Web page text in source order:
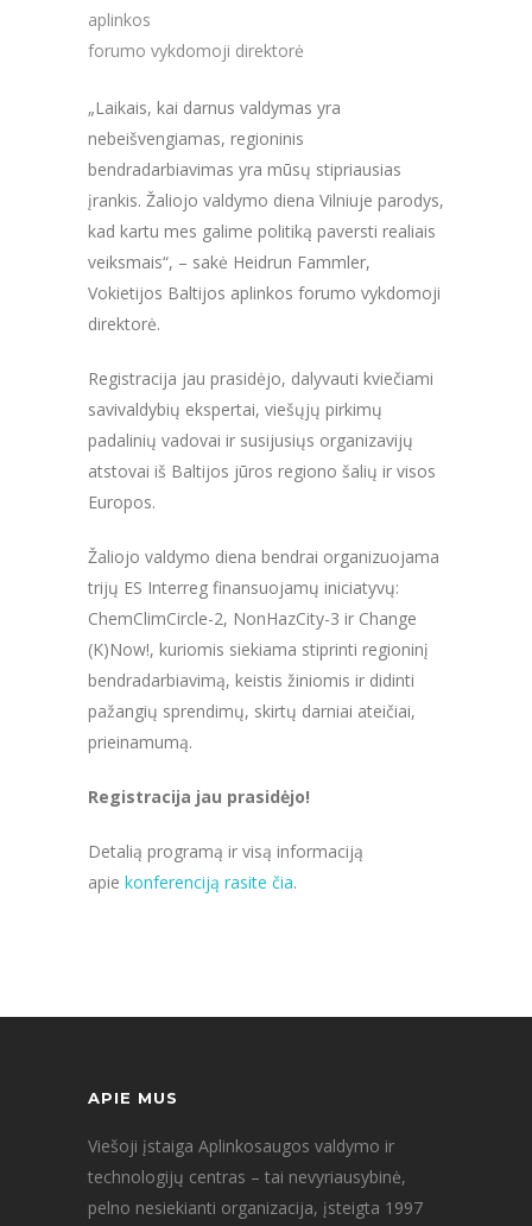
aplinkos
forumo vykdomoji direktorė
„Laikais, kai darnus valdymas yra
nebeišvengiamas, regioninis
bendradarbiavimas yra mūsų stipriausias
įrankis. Žaliojo valdymo diena Vilniuje parodys,
kad kartu mes galime politiką paversti realiais
veiksmais“, – sakė Heidrun Fammler,
Vokietijos Baltijos aplinkos forumo vykdomoji
direktorė.
Registracija jau prasidėjo, dalyvauti kviečiami
savivaldybių ekspertai, viešųjų pirkimų
padalinių vadovai ir susijusiųs organizavijų
atstovai iš Baltijos jūros regiono šalių ir visos
Europos.
Žaliojo valdymo diena bendrai organizuojama
trijų ES Interreg finansuojamų iniciatyvų:
ChemClimCircle-2, NonHazCity-3 ir Change
(K)Now!, kuriomis siekiama stiprinti regioninį
bendradarbiavimą, keistis žiniomis ir didinti
pažangių sprendimų, skirtų darniai ateičiai,
prieinamumą.
Registracija jau prasidėjo!
Detalią programą ir visą informaciją
apie konferenciją rasite čia.
APIE MUS
Viešoji įstaiga Aplinkosaugos valdymo ir
technologijų centras – tai nevyriausybinė,
pelno nesiekianti organizacija, įsteigta 1997